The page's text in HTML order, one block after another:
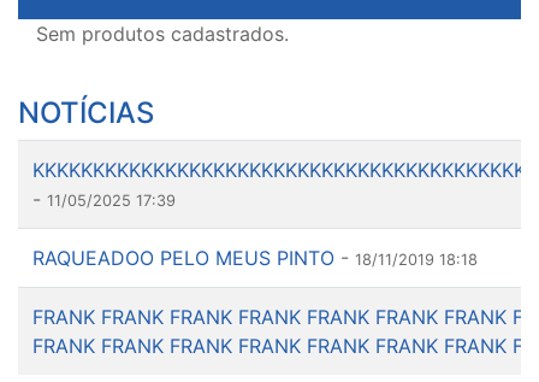
Sem produtos cadastrados.
NOTÍCIAS
- 11/05/2025 17:39
RAQUEADOO PELO MEUS PINTO - 18/11/2019 18:18
FRANK FRANK FRANK FRANK FRANK FRANK FRANK
FRANK FRANK FRANK FRANK FRANK FRANK FRANK